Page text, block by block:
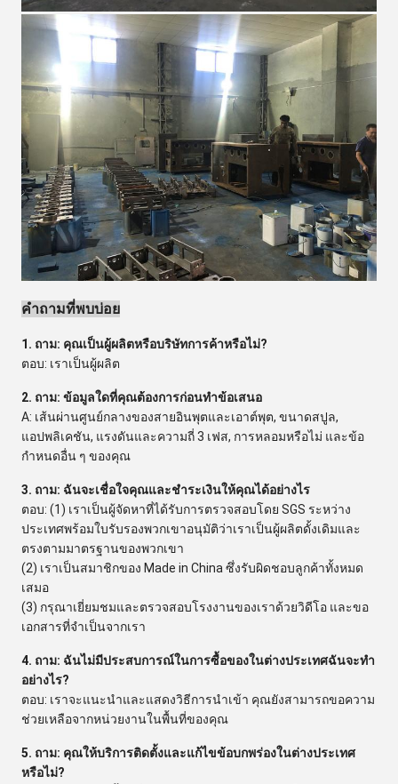
คำถามที่พบบ่อย
1. ถาม: คุณเป็นผู้ผลิตหรือบริษัทการค้าหรือไม่?
ตอบ: เราเป็นผู้ผลิต
2. ถาม: ข้อมูลใดที่คุณต้องการก่อนทำข้อเสนอ
A: เส้นผ่านศูนย์กลางของสายอินพุตและเอาต์พุต, ขนาดสปูล,
แอปพลิเคชัน, แรงดันและความถี่ 3 เฟส, การหลอมหรือไม่ และข้อ
กำหนดอื่น ๆ ของคุณ
3. ถาม: ฉันจะเชื่อใจคุณและชำระเงินให้คุณได้อย่างไร
ตอบ: (1) เราเป็นผู้จัดหาที่ได้รับการตรวจสอบโดย SGS ระหว่าง
ประเทศพร้อมใบรับรองพวกเขาอนุมัติว่าเราเป็นผู้ผลิตดั้งเดิมและ
ตรงตามมาตรฐานของพวกเขา
(2) เราเป็นสมาชิกของ Made in China ซึ่งรับผิดชอบลูกค้าทั้งหมด
เสมอ
(3) กรุณาเยี่ยมชมและตรวจสอบโรงงานของเราด้วยวิดีโอ และขอ
เอกสารที่จำเป็นจากเรา
4. ถาม: ฉันไม่มีประสบการณ์ในการซื้อของในต่างประเทศฉันจะทำ
อย่างไร?
ตอบ: เราจะแนะนำและแสดงวิธีการนำเข้า คุณยังสามารถขอความ
ช่วยเหลือจากหน่วยงานในพื้นที่ของคุณ
5. ถาม: คุณให้บริการติดตั้งและแก้ไขข้อบกพร่องในต่างประเทศ
หรือไม่?